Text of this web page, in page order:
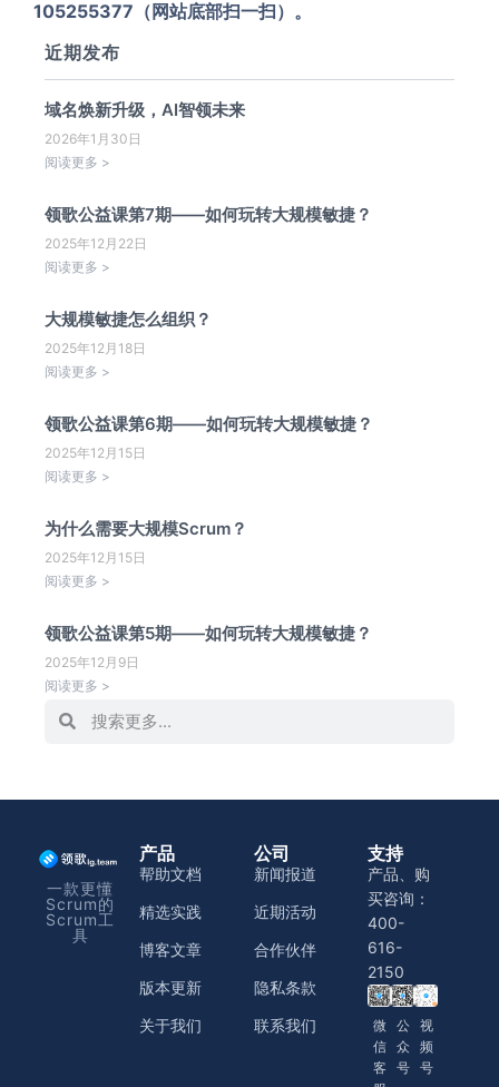
105255377（网站底部扫一扫）。
近期发布
域名焕新升级，AI智领未来
2026年1月30日
阅读更多 >
领歌公益课第7期——如何玩转大规模敏捷？
2025年12月22日
阅读更多 >
大规模敏捷怎么组织？
2025年12月18日
阅读更多 >
领歌公益课第6期——如何玩转大规模敏捷？
2025年12月15日
阅读更多 >
为什么需要大规模Scrum？
2025年12月15日
阅读更多 >
领歌公益课第5期——如何玩转大规模敏捷？
2025年12月9日
阅读更多 >
一款更懂
Scrum的
Scrum工
具
产品
帮助文档
精选实践
博客文章
版本更新
关于我们
公司
新闻报道
近期活动
合作伙伴
隐私条款
联系我们
支持
产品、购
买咨询：
400-
616-
2150
微
信
客
公
众
号
视
频
号